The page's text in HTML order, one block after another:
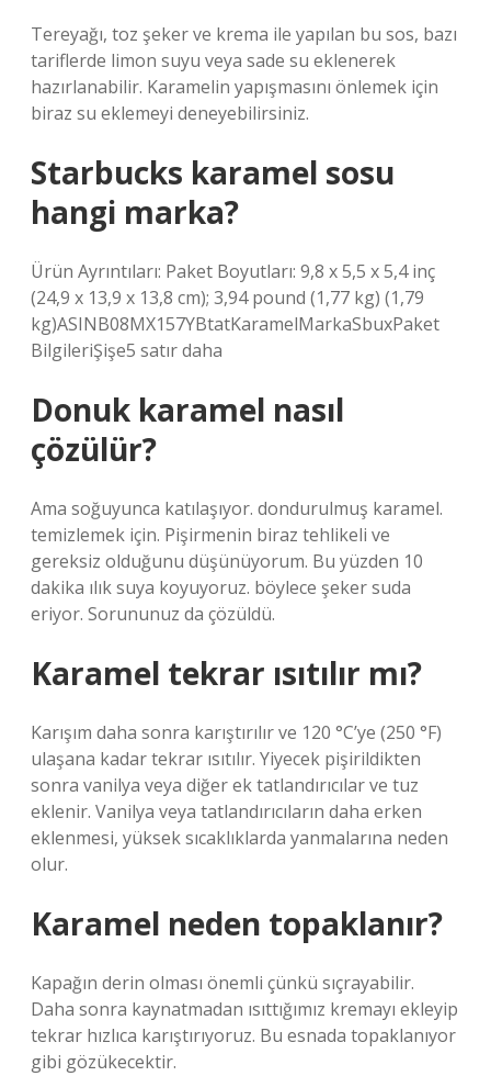
Tereyağı, toz şeker ve krema ile yapılan bu sos, bazı
tariflerde limon suyu veya sade su eklenerek
hazırlanabilir. Karamelin yapışmasını önlemek için
biraz su eklemeyi deneyebilirsiniz.
Starbucks karamel sosu
hangi marka?
Ürün Ayrıntıları: Paket Boyutları: 9,8 x 5,5 x 5,4 inç
(24,9 x 13,9 x 13,8 cm); 3,94 pound (1,77 kg) (1,79
kg)ASINB08MX157YBtatKaramelMarkaSbuxPaket
BilgileriŞişe5 satır daha
Donuk karamel nasıl
çözülür?
Ama soğuyunca katılaşıyor. dondurulmuş karamel.
temizlemek için. Pişirmenin biraz tehlikeli ve
gereksiz olduğunu düşünüyorum. Bu yüzden 10
dakika ılık suya koyuyoruz. böylece şeker suda
eriyor. Sorununuz da çözüldü.
Karamel tekrar ısıtılır mı?
Karışım daha sonra karıştırılır ve 120 °C’ye (250 °F)
ulaşana kadar tekrar ısıtılır. Yiyecek pişirildikten
sonra vanilya veya diğer ek tatlandırıcılar ve tuz
eklenir. Vanilya veya tatlandırıcıların daha erken
eklenmesi, yüksek sıcaklıklarda yanmalarına neden
olur.
Karamel neden topaklanır?
Kapağın derin olması önemli çünkü sıçrayabilir.
Daha sonra kaynatmadan ısıttığımız kremayı ekleyip
tekrar hızlıca karıştırıyoruz. Bu esnada topaklanıyor
gibi gözükecektir.